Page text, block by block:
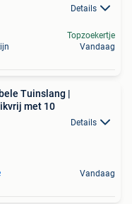
Details
Topzoekertje
Vandaag
Tuinslang |
met 10
Details
Vandaag